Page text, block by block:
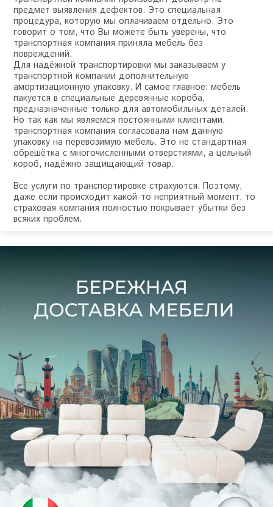
предмет выявления дефектов. Это специальная
процедура, которую мы оплачиваем отдельно. Это
говорит о том, что Вы можете быть уверены, что
транспортная компания приняла мебель без
повреждений.
Для надёжной транспортировки мы заказываем у
транспортной компании дополнительную
амортизационную упаковку. И самое главное: мебель
пакуется в специальные деревянные короба,
предназначенные только для автомобильных деталей.
Но так как мы являемся постоянными клиентами,
транспортная компания согласовала нам данную
упаковку на перевозимую мебель. Это не стандартная
обрешётка с многочисленными отверстиями, а цельный
короб, надёжно защищающий товар.
Все услуги по транспортировке страхуются. Поэтому,
даже если происходит какой-то неприятный момент, то
страховая компания полностью покрывает убытки без
всяких проблем.